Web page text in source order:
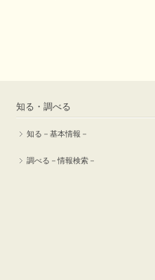
知る・調べる
知る－基本情報－
調べる－情報検索－